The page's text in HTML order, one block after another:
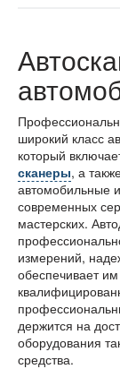
широкий класс
который
сканеры, а
автомобильные
современных
мастерских.
измерений,
обеспечивает
держится на
оборудования
средства.